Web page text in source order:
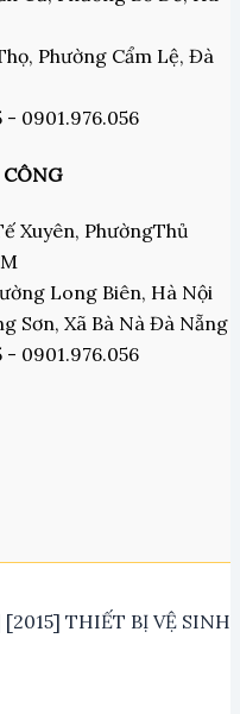
Phường Cẩm Lệ, Đà
- 0901.976.056
Xuyên, PhườngThủ
Long Biên, Hà Nội
Sơn, Xã Bà Nà Đà Nẵng
- 0901.976.056
THIẾT BỊ VỆ SINH